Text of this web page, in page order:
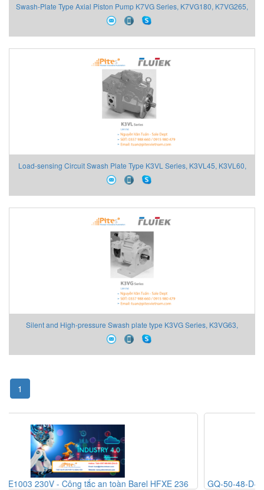
Swash-Plate Type Axial Piston Pump K7VG Series, K7VG180, K7VG265,
K7VG180DT, K7VG265DT
Load-sensing Circuit Swash Plate Type K3VL Series, K3VL45, K3VL60,
K3VL80, K3VL112, K3VL140, K3VL200
Silent and High-pressure Swash plate type K3VG Series, K3VG63,
K3VG112, K3VG180, K3VG280, K3VG180DT, K3VG280DT
1
GQ-50-48-D-1-1 F040882 - Rờ le thể rắn Gefran GQ-50-48-